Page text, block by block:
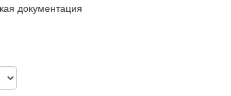
документация